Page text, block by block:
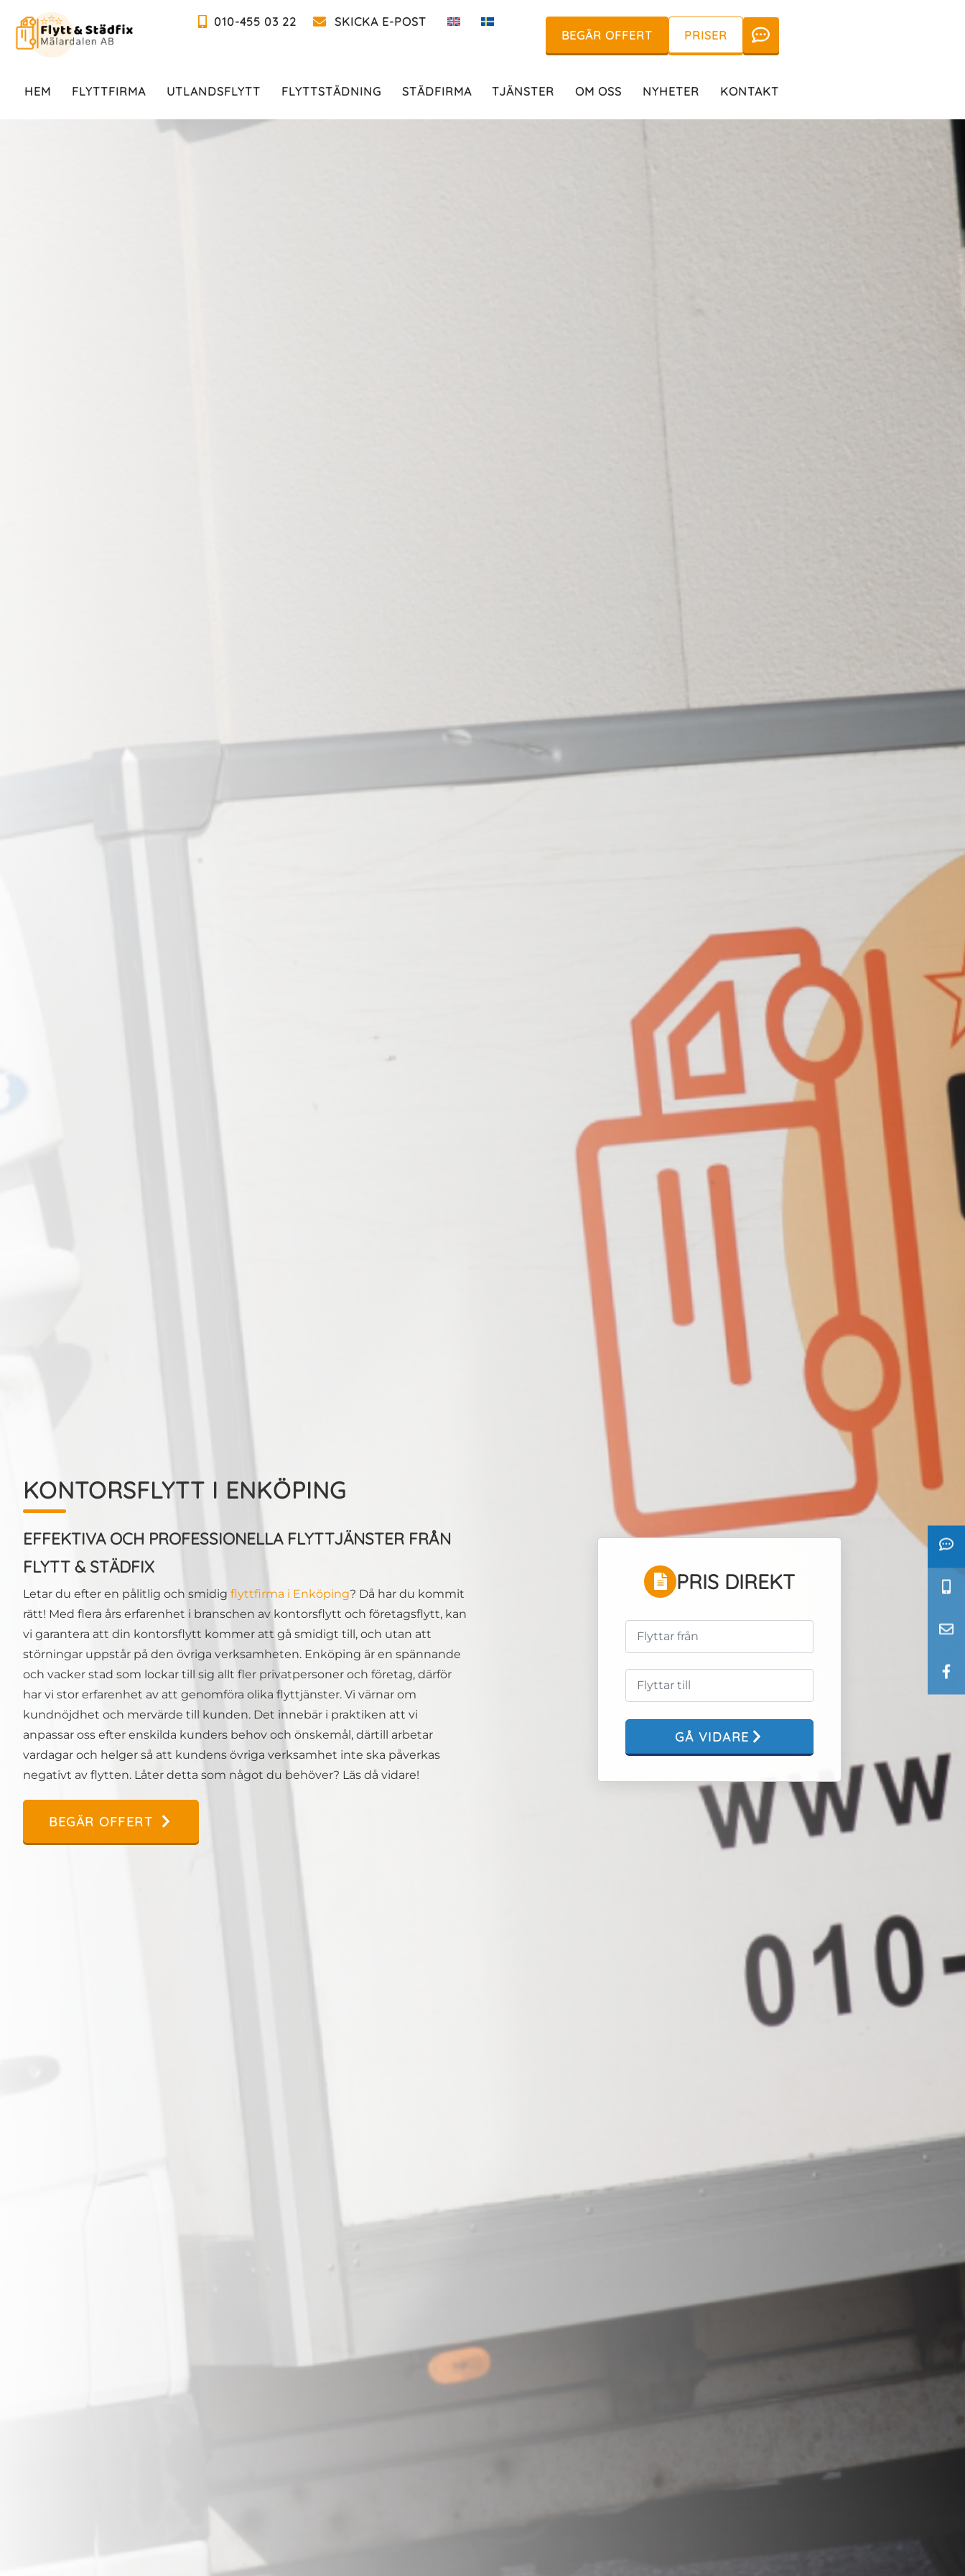
010-455 03 22
SKICKA E-POST
PRISER
BEGÄR OFFERT
HEM FLYTTFIRMA UTLANDSFLYTT FLYTTSTÄDNING STÄDFIRMA TJÄNSTER OM OSS NYHETER KONTAKT
KONTORSFLYTT I ENKÖPING
EFFEKTIVA OCH PROFESSIONELLA FLYTTJÄNSTER FRÅN
FLYTT & STÄDFIX
Letar du efter en pålitlig och smidig flyttfirma i Enköping? Då har du kommit
rätt! Med flera års erfarenhet i branschen av kontorsflytt och företagsflytt, kan
vi garantera att din kontorsflytt kommer att gå smidigt till, och utan att
störningar uppstår på den övriga verksamheten. Enköping är en spännande
och vacker stad som lockar till sig allt fler privatpersoner och företag, därför
har vi stor erfarenhet av att genomföra olika flyttjänster. Vi värnar om
kundnöjdhet och mervärde till kunden. Det innebär i praktiken att vi
anpassar oss efter enskilda kunders behov och önskemål, därtill arbetar
vardagar och helger så att kundens övriga verksamhet inte ska påverkas
negativt av flytten. Låter detta som något du behöver? Läs då vidare!
BEGÄR OFFERT
PRIS DIREKT
GÅ VIDARE